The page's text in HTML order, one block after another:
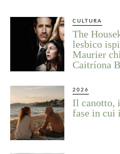
CULTURA
The
lesbico
Maurier
Caitríona
2026
Il canotto,
fase in cui